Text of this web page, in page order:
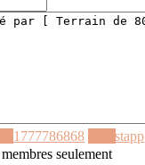
Whastapp
seulement